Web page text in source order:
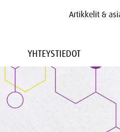
Artikkelit &
YHTEYSTIEDOT